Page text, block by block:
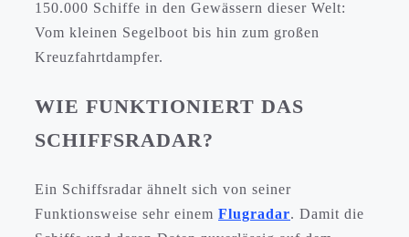
150.000 Schiffe in den Gewässern dieser Welt:
Vom kleinen Segelboot bis hin zum großen
Kreuzfahrtdampfer.
WIE FUNKTIONIERT DAS
SCHIFFSRADAR?
Ein Schiffsradar ähnelt sich von seiner
Funktionsweise sehr einem Flugradar. Damit die